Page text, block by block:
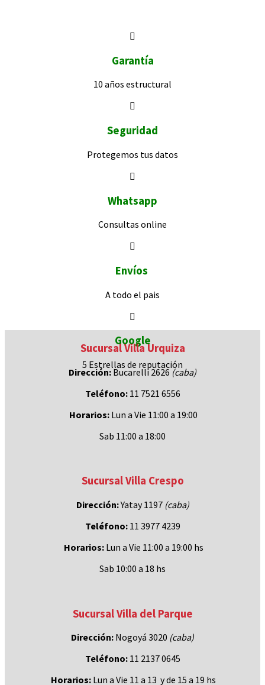
Garantía
10 años estructural
Seguridad
Protegemos tus datos
Whatsapp
Consultas online
Envíos
A todo el pais
Google
5 Estrellas de reputación
Sucursal Villa Urquiza
Dirección:Bucarelli 2626(caba)
Teléfono:11 7521 6556
Horarios: Lun a Vie 11:00 a 19:00
Sab 11:00 a 18:00
Sucursal Villa Crespo
Dirección:Yatay 1197 (caba)
Teléfono:11 3977 4239
Horarios:Lun a Vie 11:00 a 19:00 hs
Sab 10:00 a 18 hs
Sucursal Villa del Parque
Dirección: Nogoyá 3020 (caba)
Teléfono:11 2137 0645
Horarios: Lun a Vie 11 a 13 y de 15 a 19 hs